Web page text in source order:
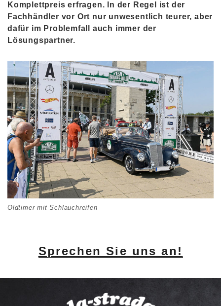
Komplettpreis erfragen. In der Regel ist der
Fachhändler vor Ort nur unwesentlich teurer, aber
dafür im Problemfall auch immer der
Lösungspartner.
Oldtimer mit Schlauchreifen
Sprechen Sie uns an!